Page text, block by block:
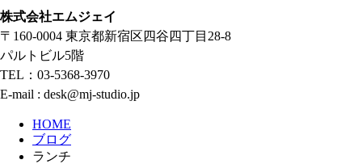
株式会社エムジェイ
〒160-0004 東京都新宿区四谷四丁目28-8
パルトビル5階
TEL：03-5368-3970
E-mail : desk@mj-studio.jp
HOME
ブログ
ランチ